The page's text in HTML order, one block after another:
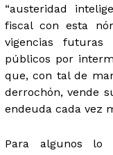
“austeridad
fiscal con esta
vigencias
públicos por
que, con tal de
derrochón, vende
endeuda cada vez
Para algunos lo